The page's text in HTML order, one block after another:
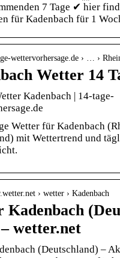
7 Tage ✔ hier
für Kadenbach für 1
wettervorhersage.de › … ›
Wetter 14
Kadenbach | 14-tage-
Wetter für Kadenbach
mit Wettertrend und
› wetter › Kadenbach
Kadenbach
wetter.net
(Deutschland) –